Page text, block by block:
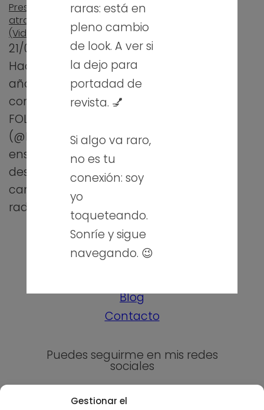
Gestionar el
Presentaciones
atractivas con Canva
(Videotutorial)
21/03/2019
Hace un par de
años mi
compañera de
FOL, Lucía
(@FOL_IE) me
enseñó Canva. Y
desde entonces
cambié
radicalmente mi…
Blog
Contacto
Puedes seguirme en mis redes
sociales
raras: está en
pleno cambio
de look. A ver si
la dejo para
portadad de
revista. 💅
Si algo va raro,
no es tu
conexión: soy
yo
toqueteando.
Sonríe y sigue
navegando. 😉